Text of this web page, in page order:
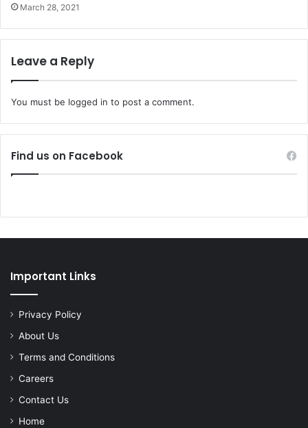
March 28, 2021
Leave a Reply
You must be logged in to post a comment.
Find us on Facebook
Important Links
Privacy Policy
About Us
Terms and Conditions
Careers
Contact Us
Home